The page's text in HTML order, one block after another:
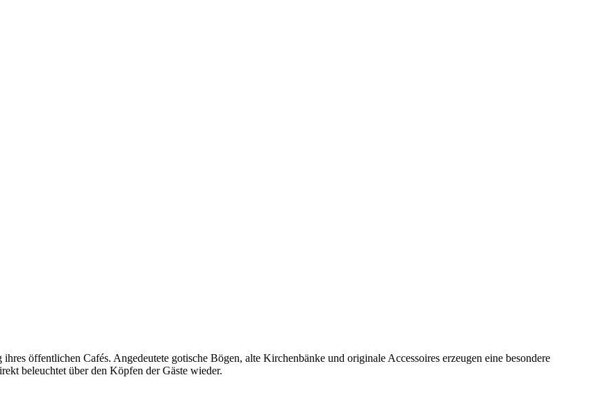
öffentlichen Cafés. Angedeutete gotische Bögen, alte Kirchenbänke und originale Accessoires erzeugen eine besondere
beleuchtet über den Köpfen der Gäste wieder.